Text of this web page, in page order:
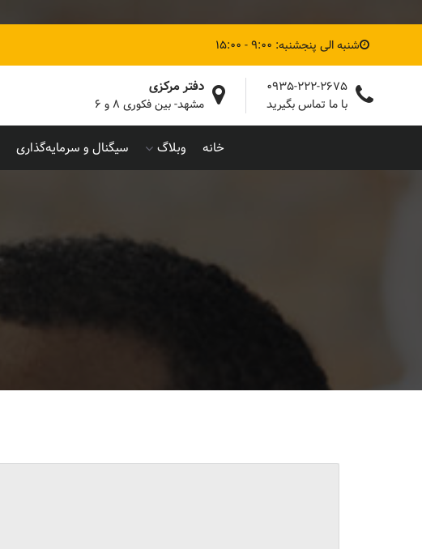
شنبه الی پنجشنبه: 9:00 - 15:00
0935-222-2675
با ما تماس بگیرید
دفتر مرکزی
مشهد- بین فکوری ۸ و ۶
خانه وبلاگ سیگنال و سرمایه‌گذاری